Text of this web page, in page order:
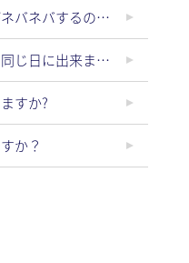
歯磨きをしたのに口の中がネバネバするのはなぜ？
歯のクリーニングと治療を同じ日に出来ますか？
すか?
か？